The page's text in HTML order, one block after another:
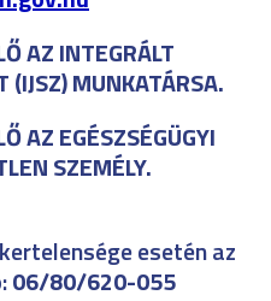
AZ INTEGRÁLT
(IJSZ) MUNKATÁRSA.
AZ EGÉSZSÉGÜGYI
SZEMÉLY.
esetén az
06/80/620-055